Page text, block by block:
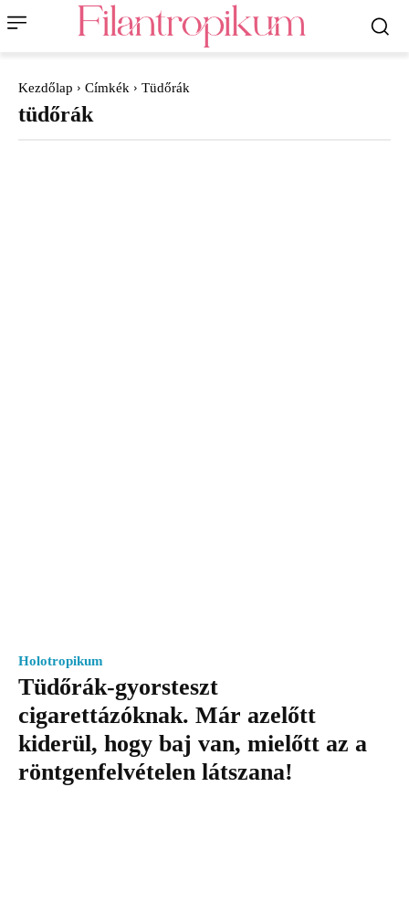
Kezdőlap Címkék Tüdőrák
tüdőrák
Holotropikum
Tüdőrák-gyorsteszt
cigarettázóknak. Már azelőtt
kiderül, hogy baj van, mielőtt az a
röntgenfelvételen látszana!